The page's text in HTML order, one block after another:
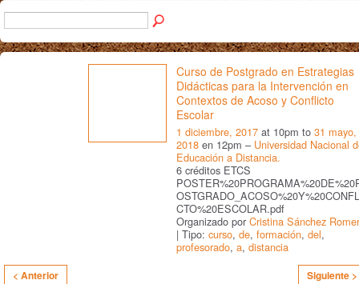
Curso de Postgrado en Estrategias
Didácticas para la Intervención en
Contextos de Acoso y Conflicto
Escolar
1 diciembre, 2017 at 10pm to 31 mayo,
2018 en 12pm – Universidad Nacional
Educación a Distancia.
6 créditos ETCS
CTO%20ESCOLAR.pdf
Organizado por Cristina Sánchez
| Tipo: curso, de, formación, del,
profesorado, a, distancia
< Anterior Siguiente >